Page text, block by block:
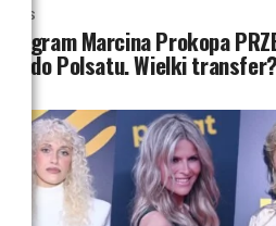
NEWS
Program Marcina Prokopa
SIĘ do Polsatu. Wielki transfer?